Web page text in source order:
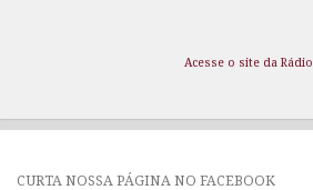
Acesse o site da Rádio
CURTA NOSSA PÁGINA NO FACEBOOK